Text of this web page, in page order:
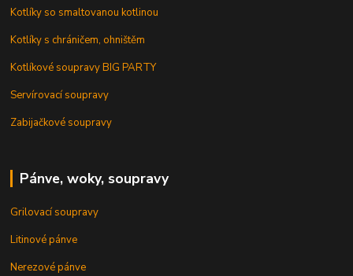
Kotlíky so smaltovanou kotlinou
Kotlíky s chráničem, ohništěm
Kotlíkové soupravy BIG PARTY
Servírovací soupravy
Zabijačkové soupravy
Pánve, woky, soupravy
Grilovací soupravy
Litinové pánve
Nerezové pánve